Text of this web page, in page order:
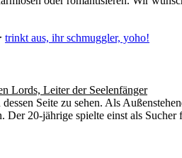
trinkt aus, ihr schmuggler, yoho!
Lords, Leiter der Seelenfänger
Seite zu sehen. Als
20-jährige spielte einst als